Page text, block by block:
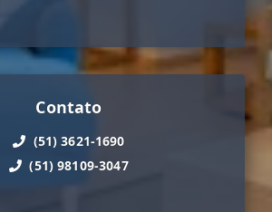
Contato
(51) 3621-1690
(51) 98109-3047